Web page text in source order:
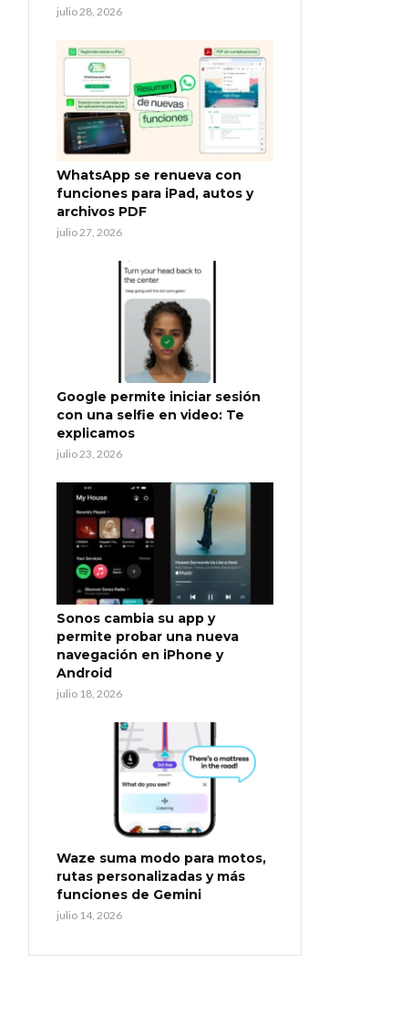
julio 28, 2026
WhatsApp se renueva con
funciones para iPad, autos y
archivos PDF
julio 27, 2026
Google permite iniciar sesión
con una selfie en video: Te
explicamos
julio 23, 2026
Sonos cambia su app y
permite probar una nueva
navegación en iPhone y
Android
julio 18, 2026
Waze suma modo para motos,
rutas personalizadas y más
funciones de Gemini
julio 14, 2026